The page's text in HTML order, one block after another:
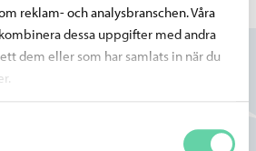
reklam- och analysbranschen. Våra
dessa uppgifter med andra
dem eller som har samlats in när du
Ja